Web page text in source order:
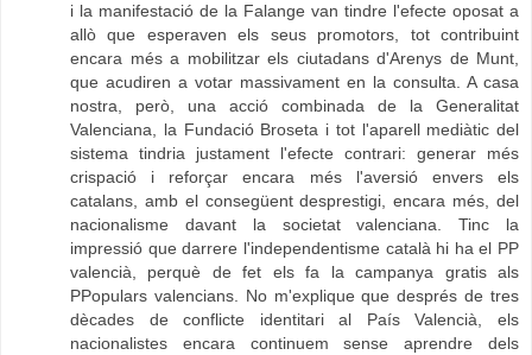
i la manifestació de la Falange van tindre l'efecte oposat a
allò que esperaven els seus promotors, tot contribuint
encara més a mobilitzar els ciutadans d'Arenys de Munt,
que acudiren a votar massivament en la consulta. A casa
nostra, però, una acció combinada de la Generalitat
Valenciana, la Fundació Broseta i tot l'aparell mediàtic del
sistema tindria justament l'efecte contrari: generar més
crispació i reforçar encara més l'aversió envers els
catalans, amb el consegüent desprestigi, encara més, del
nacionalisme davant la societat valenciana. Tinc la
impressió que darrere l'independentisme català hi ha el PP
valencià, perquè de fet els fa la campanya gratis als
PPopulars valencians. No m'explique que després de tres
dècades de conflicte identitari al País Valencià, els
nacionalistes encara continuem sense aprendre dels